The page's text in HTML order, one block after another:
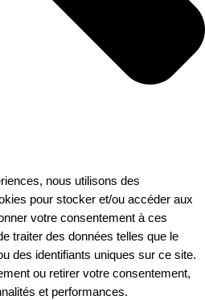
nous utilisons des
pour stocker et/ou accéder aux
votre consentement à ces
traiter des données telles que le
des identifiants uniques sur ce site.
ou retirer votre consentement,
et performances.